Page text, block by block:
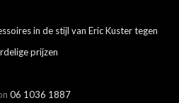
in de stijl van Eric Kuster tegen
prijzen
06 1036 1887